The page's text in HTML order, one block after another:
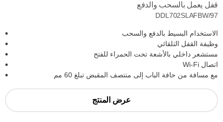
قفل يعمل بالسحب والدفع
DDL702SLAFBW/97
الاستخدام البسيط بالدفع والسحب
وظيفة القفل التلقائي
مستشعر داخلي بالأشعة تحت الحمراء للفتح
اتصال Wi-Fi
مع مسافة من حافة الباب إلى منتصف المقبض تبلغ 60 مم
عرض المنتج